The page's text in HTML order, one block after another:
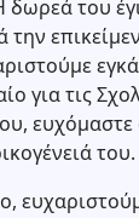
δωρεά του
για τις
ευχόμαστε
του.